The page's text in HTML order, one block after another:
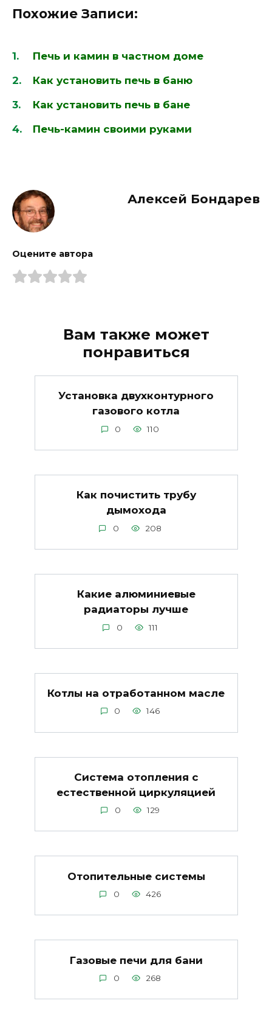
Похожие Записи:
Печь и камин в частном доме
Как установить печь в баню
Как установить печь в бане
Печь-камин своими руками
Алексей Бондарев
Оцените автора
Вам также может
понравиться
Установка двухконтурного
газового котла
0 110
Как почистить трубу
дымохода
0 208
Какие алюминиевые
радиаторы лучше
0 111
Котлы на отработанном масле
0 146
Система отопления с
естественной циркуляцией
0 129
Отопительные системы
0 426
Газовые печи для бани
0 268